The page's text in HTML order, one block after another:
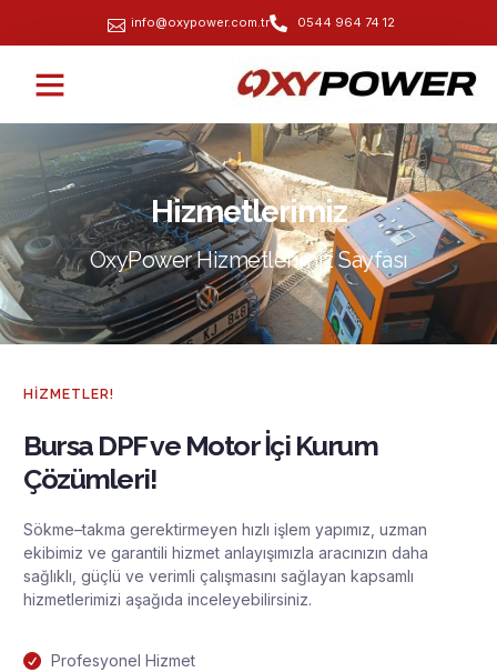
info@oxypower.com.tr 0544 964 74 12
Hizmetlerimiz
OxyPower Hizmetlerimiz Sayfası
HIZMETLER!
Bursa DPF ve Motor İçi Kurum
Çözümleri!
Sökme–takma gerektirmeyen hızlı işlem yapımız, uzman
ekibimiz ve garantili hizmet anlayışımızla aracınızın daha
sağlıklı, güçlü ve verimli çalışmasını sağlayan kapsamlı
hizmetlerimizi aşağıda inceleyebilirsiniz.
Profesyonel Hizmet